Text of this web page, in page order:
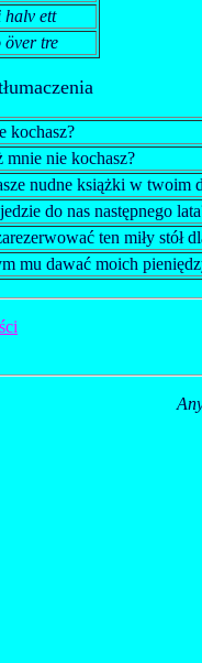
halv ett
över tre
kochasz?
nie kochasz?
nudne książki w twoim
do nas następnego
ten miły stół
mu dawać moich